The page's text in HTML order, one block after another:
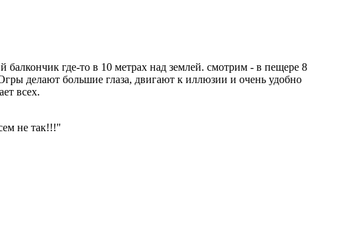
где-то в 10 метрах над землей. смотрим - в пещере 8
делают большие глаза, двигают к иллюзии и очень удобно
всех.
не так!!!"